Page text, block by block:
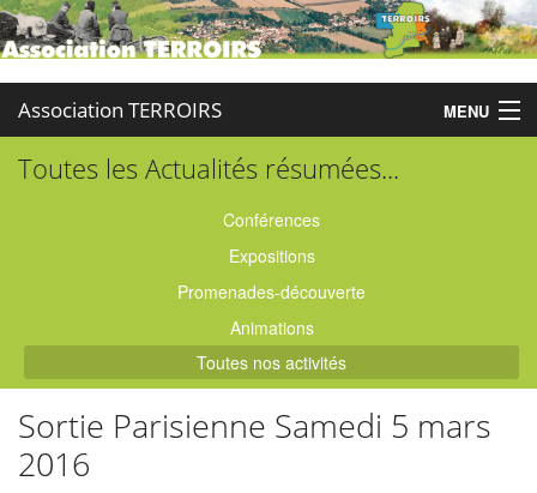
Association TERROIRS MENU
Accueil
Partenaires
Enquêtes
Contact
Toutes les Actualités résumées...
Conférences
Expositions
Promenades-découverte
Animations
Toutes nos activités
Sortie Parisienne Samedi 5 mars
2016